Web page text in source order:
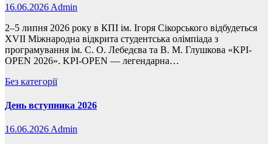
16.06.2026 Admin
2–5 липня 2026 року в КПІ ім. Ігоря Сікорського відбудеться
XVII Міжнародна відкрита студентська олімпіада з
програмування ім. С. О. Лебедєва та В. М. Глушкова «KPI-
OPEN 2026». KPI-OPEN — легендарна…
Без категорії
День вступника 2026
16.06.2026 Admin